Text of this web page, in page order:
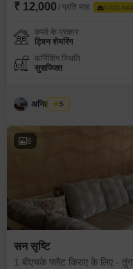
₹ 12,000 / प्रति माह FOOD
कमरे के प्रकार
ट्विन शेयरिंग
फर्निशिंग स्थिति
सुसज्जित
अनिल कांबळे
5
6
सन सृष्टि
1 बीएचके फ्लैट किराए के लिए -